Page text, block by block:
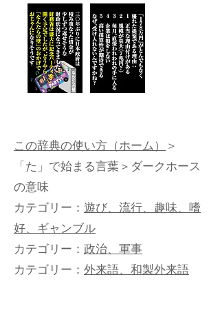
この辞典の使い方（ホーム）＞
「た」で始まる言葉＞ダークホース
の意味
カテゴリー： 遊び、流行、趣味、嗜
好、ギャンブル
カテゴリー： 政治、軍事
カテゴリー： 外来語、和製外来語